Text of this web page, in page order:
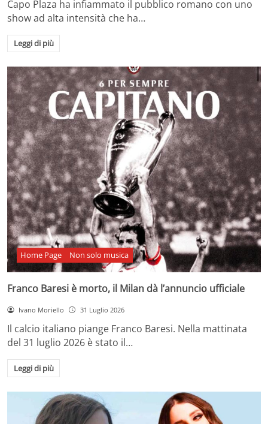
Capo Plaza ha infiammato il pubblico romano con uno
show ad alta intensità che ha…
Leggi di più
Home Page Non solo musica
Franco Baresi è morto, il Milan dà l’annuncio ufficiale
Ivano Moriello 31 Luglio 2026
Il calcio italiano piange Franco Baresi. Nella mattinata
del 31 luglio 2026 è stato il…
Leggi di più